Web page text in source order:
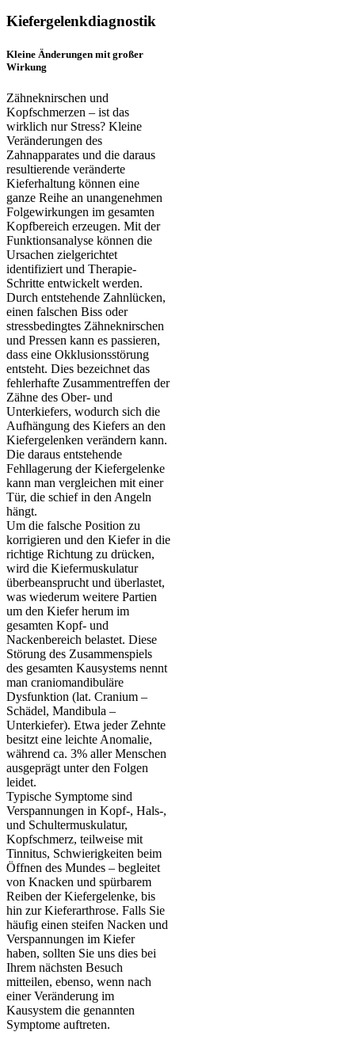
Kiefergelenkdiagnostik
Kleine Änderungen mit großer
Wirkung
Zähneknirschen und
Kopfschmerzen – ist das
wirklich nur Stress? Kleine
Veränderungen des
Zahnapparates und die daraus
resultierende veränderte
Kieferhaltung können eine
ganze Reihe an unangenehmen
Folgewirkungen im gesamten
Kopfbereich erzeugen. Mit der
Funktionsanalyse können die
Ursachen zielgerichtet
identifiziert und Therapie-
Schritte entwickelt werden.
Durch entstehende Zahnlücken,
einen falschen Biss oder
stressbedingtes Zähneknirschen
und Pressen kann es passieren,
dass eine Okklusionsstörung
entsteht. Dies bezeichnet das
fehlerhafte Zusammentreffen der
Zähne des Ober- und
Unterkiefers, wodurch sich die
Aufhängung des Kiefers an den
Kiefergelenken verändern kann.
Die daraus entstehende
Fehllagerung der Kiefergelenke
kann man vergleichen mit einer
Tür, die schief in den Angeln
hängt.
Um die falsche Position zu
korrigieren und den Kiefer in die
richtige Richtung zu drücken,
wird die Kiefermuskulatur
überbeansprucht und überlastet,
was wiederum weitere Partien
um den Kiefer herum im
gesamten Kopf- und
Nackenbereich belastet. Diese
Störung des Zusammenspiels
des gesamten Kausystems nennt
man craniomandibuläre
Dysfunktion (lat. Cranium –
Schädel, Mandibula –
Unterkiefer). Etwa jeder Zehnte
besitzt eine leichte Anomalie,
während ca. 3% aller Menschen
ausgeprägt unter den Folgen
leidet.
Typische Symptome sind
Verspannungen in Kopf-, Hals-,
und Schultermuskulatur,
Kopfschmerz, teilweise mit
Tinnitus, Schwierigkeiten beim
Öffnen des Mundes – begleitet
von Knacken und spürbarem
Reiben der Kiefergelenke, bis
hin zur Kieferarthrose. Falls Sie
häufig einen steifen Nacken und
Verspannungen im Kiefer
haben, sollten Sie uns dies bei
Ihrem nächsten Besuch
mitteilen, ebenso, wenn nach
einer Veränderung im
Kausystem die genannten
Symptome auftreten.